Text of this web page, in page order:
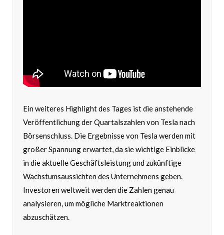
Ein weiteres Highlight des Tages ist die anstehende
Veröffentlichung der Quartalszahlen von Tesla nach
Börsenschluss. Die Ergebnisse von Tesla werden mit
großer Spannung erwartet, da sie wichtige Einblicke
in die aktuelle Geschäftsleistung und zukünftige
Wachstumsaussichten des Unternehmens geben.
Investoren weltweit werden die Zahlen genau
analysieren, um mögliche Marktreaktionen
abzuschätzen.